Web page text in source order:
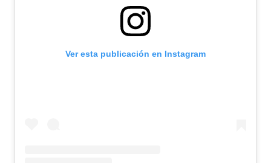
Ver esta publicación en Instagram